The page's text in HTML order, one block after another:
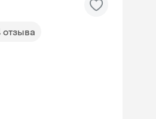
отзыва